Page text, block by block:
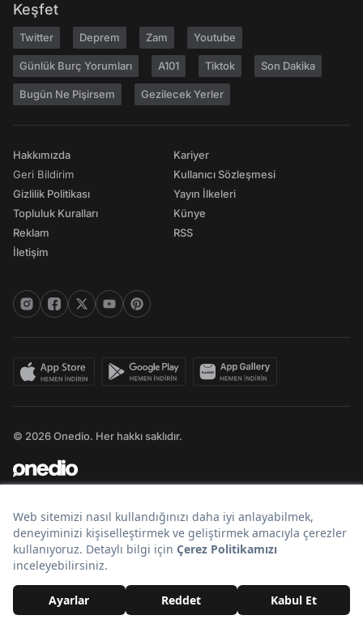
Keşfet
Twitter Deprem Zam Youtube
Günlük Burç Yorumları A101 Tiktok Son Dakika
Bugün Ne Pişirsem Gezilecek Yerler
Hakkımızda
Geri Bildirim
Gizlilik Politikası
Topluluk Kuralları
Reklam
İletişim
Kariyer
Kullanıcı Sözleşmesi
Yayın İlkeleri
Künye
RSS
© 2026 Onedio. Her hakkı saklıdır.
Bir markasıdır.